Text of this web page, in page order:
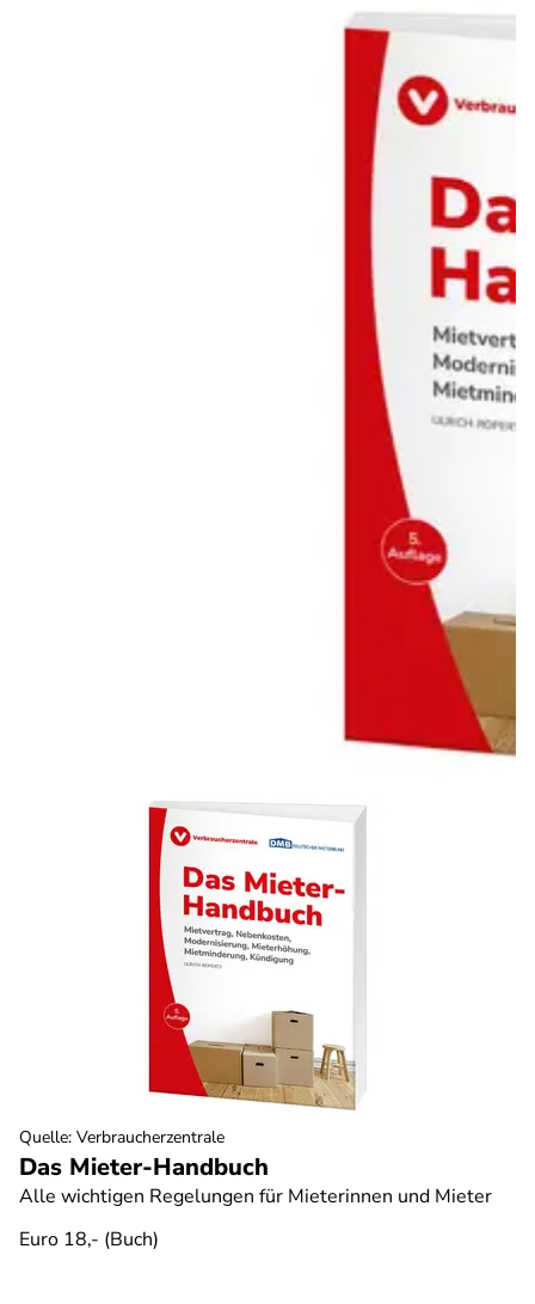
Das Mieter-Handbuch
Alle wichtigen Regelungen für Mieterinnen und Mieter
Euro 18,- (Buch)
Quelle: Verbraucherzentrale